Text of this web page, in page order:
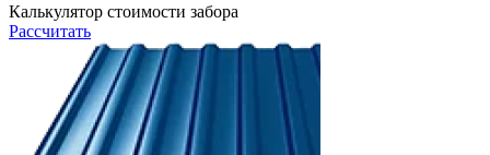
Калькулятор стоимости забора
Рассчитать